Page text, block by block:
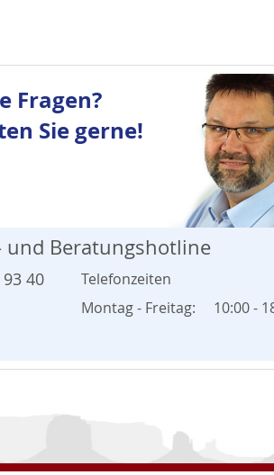
Fragen?
Sie gerne!
und Beratungshotline
40
Telefonzeiten
Montag - Freitag:
10:00 -